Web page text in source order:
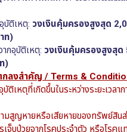
บัติเหตุ: วงเงินคุ้มครองสูงสุด
ท)
กอุบัติเหตุ: วงเงินคุ้มครองสูงสุด
)
กลงสำคัญ / Terms &
ติเหตุที่เกิดขึ้นในระหว่างระยะเวลาก
มสูญหายหรือเสียหายของทรัพย์สิน
จ็บป่วยจากโรคประจำตัว หรือโรคแ